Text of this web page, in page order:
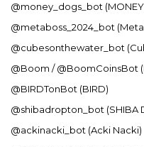
@money_dogs_bot
@metaboss_2024_bot
@cubesonthewater_bot
@Boom / @BoomCoinsBot
@BIRDTonBot (BIRD)
@shibadropton_bot (SHIBA
@ackinacki_bot (Acki Nacki)